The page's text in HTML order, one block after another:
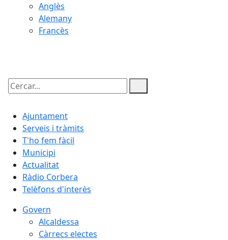
Anglès
Alemany
Francès
Cercar:
Ajuntament
Serveis i tràmits
T'ho fem fàcil
Municipi
Actualitat
Ràdio Corbera
Telèfons d'interès
Govern
Alcaldessa
Càrrecs electes